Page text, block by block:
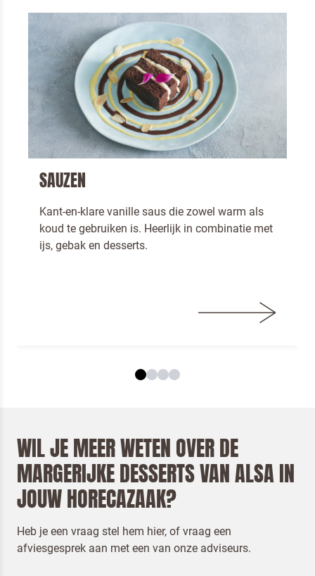
SAUZEN
Kant-en-klare vanille saus die zowel warm als
koud te gebruiken is. Heerlijk in combinatie met
ijs, gebak en desserts.
WIL JE MEER WETEN OVER DE
MARGERIJKE DESSERTS VAN ALSA IN
JOUW HORECAZAAK?
Heb je een vraag stel hem hier, of vraag een
afviesgesprek aan met een van onze adviseurs.